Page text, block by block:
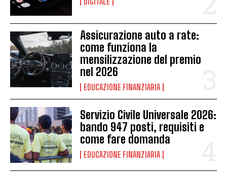
Assicurazione auto a rate:
come funziona la
mensilizzazione del premio
nel 2026
EDUCAZIONE FINANZIARIA
Servizio Civile Universale 2026:
bando 947 posti, requisiti e
come fare domanda
EDUCAZIONE FINANZIARIA